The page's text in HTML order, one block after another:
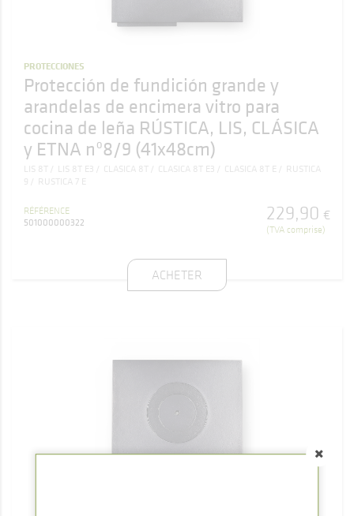
PROTECCIONES
Protección de fundición grande y
arandelas de encimera vitro para
cocina de leña RÚSTICA, LIS, CLÁSICA
y ETNA nº8/9 (41x48cm)
LIS 8T LIS 8T E3 CLASICA 8T CLASICA 8T E3 CLASICA 8T E
RUSTICA
9
RUSTICA 7 E
RÉFÉRENCE
501000000322
229,90 €
(TVA comprise)
ACHETER